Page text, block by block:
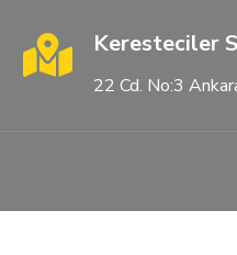
Keresteciler
22 Cd. No:3